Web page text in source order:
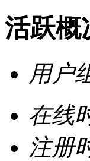
活跃概
用户
在线
注册